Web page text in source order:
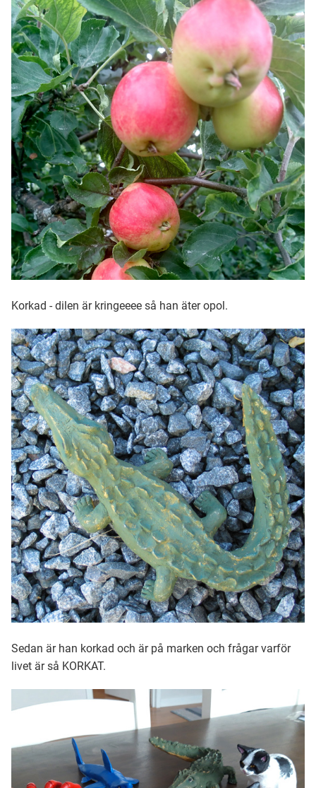
Ubmejesámiengiälla (Umesamiska)
Kaale (Romska)
Arli (Romska)
Resanderomani (Romska)
Kelderash (Romska)
Lovari (Romska)
Korkad - dilen är kringeeee så han äter opol.
Sedan är han korkad och är på marken och frågar varför
livet är så KORKAT.